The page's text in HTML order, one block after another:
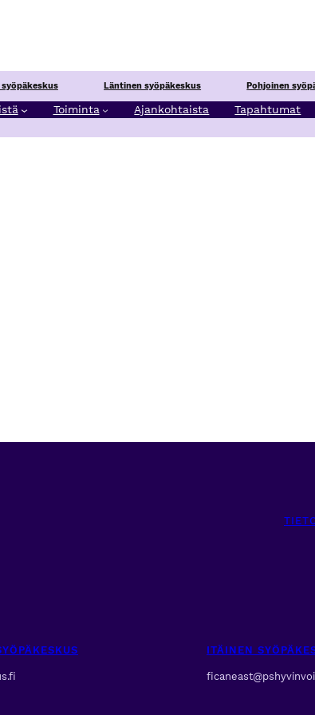
syöpäkeskus Läntinen syöpäkeskus Pohjoinen
Toiminta Ajankohtaista Tapahtumat
ITÄINEN